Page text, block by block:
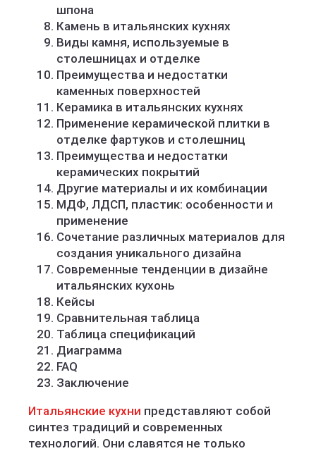
шпона
Камень в итальянских кухнях
Виды камня, используемые в
столешницах и отделке
Преимущества и недостатки
каменных поверхностей
Керамика в итальянских кухнях
Применение керамической плитки в
отделке фартуков и столешниц
Преимущества и недостатки
керамических покрытий
Другие материалы и их комбинации
МДФ, ЛДСП, пластик: особенности и
применение
Сочетание различных материалов для
создания уникального дизайна
Современные тенденции в дизайне
итальянских кухонь
Кейсы
Сравнительная таблица
Таблица спецификаций
Диаграмма
FAQ
Заключение
Итальянские кухни представляют собой
синтез традиций и современных
технологий. Они славятся не только